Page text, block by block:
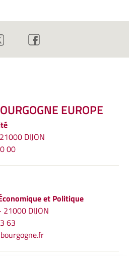
EUROPE
DIJON
00
et Politique
DIJON
63